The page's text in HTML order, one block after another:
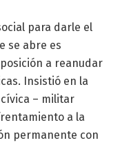
para darle el
se abre es
a reanudar
Insistió en la
– militar
a la
permanente con